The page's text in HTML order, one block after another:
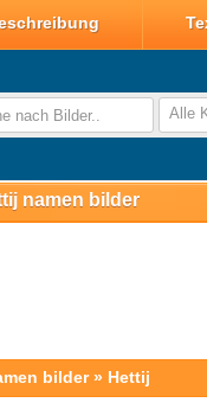
Alle
namen bilder
bilder» Hettij